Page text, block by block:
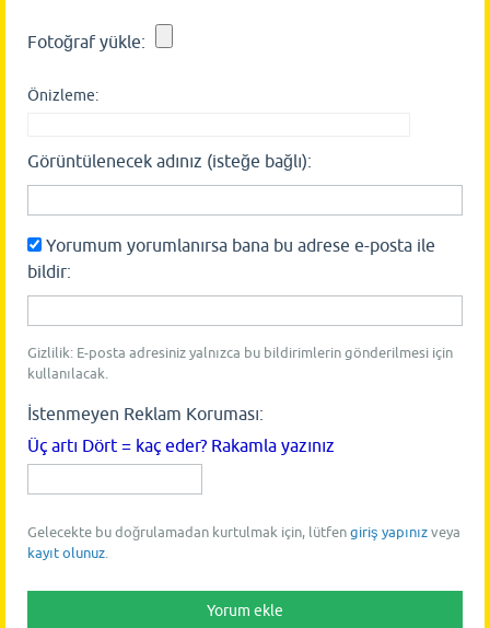
Fotoğraf yükle:
Önizleme:
Görüntülenecek adınız (isteğe bağlı):
Yorumum yorumlanırsa bana bu adrese e-posta ile
bildir:
Gizlilik: E-posta adresiniz yalnızca bu bildirimlerin gönderilmesi için
kullanılacak.
İstenmeyen Reklam Koruması:
Üç artı Dört = kaç eder? Rakamla yazınız
Gelecekte bu doğrulamadan kurtulmak için, lütfen giriş yapınız veya
kayıt olunuz.